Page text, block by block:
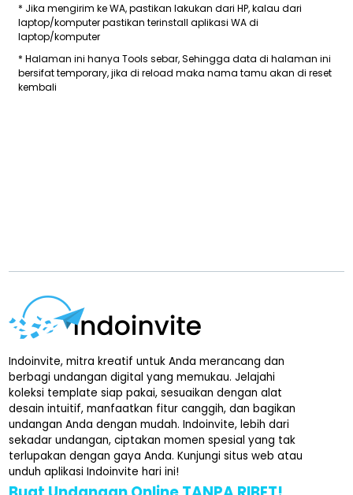
* Jika mengirim ke WA, pastikan lakukan dari HP, kalau dari
laptop/komputer pastikan terinstall aplikasi WA di
laptop/komputer
* Halaman ini hanya Tools sebar, Sehingga data di halaman ini
bersifat temporary, jika di reload maka nama tamu akan di reset
kembali
Indoinvite, mitra kreatif untuk Anda merancang dan
berbagi undangan digital yang memukau. Jelajahi
koleksi template siap pakai, sesuaikan dengan alat
desain intuitif, manfaatkan fitur canggih, dan bagikan
undangan Anda dengan mudah. Indoinvite, lebih dari
sekadar undangan, ciptakan momen spesial yang tak
terlupakan dengan gaya Anda. Kunjungi situs web atau
unduh aplikasi Indoinvite hari ini!